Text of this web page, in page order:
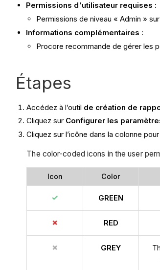
Permissions d'utilisateur requises :
Permissions de niveau « Admin »
Informations complémentaires :
Procore recommande de gérer les
Étapes
Accédez à l’outil de création de
Cliquez sur Configurer les
Cliquez sur l’icône dans la colonne
The color-coded icons in the user
Icon Color
GREEN
RED
GREY